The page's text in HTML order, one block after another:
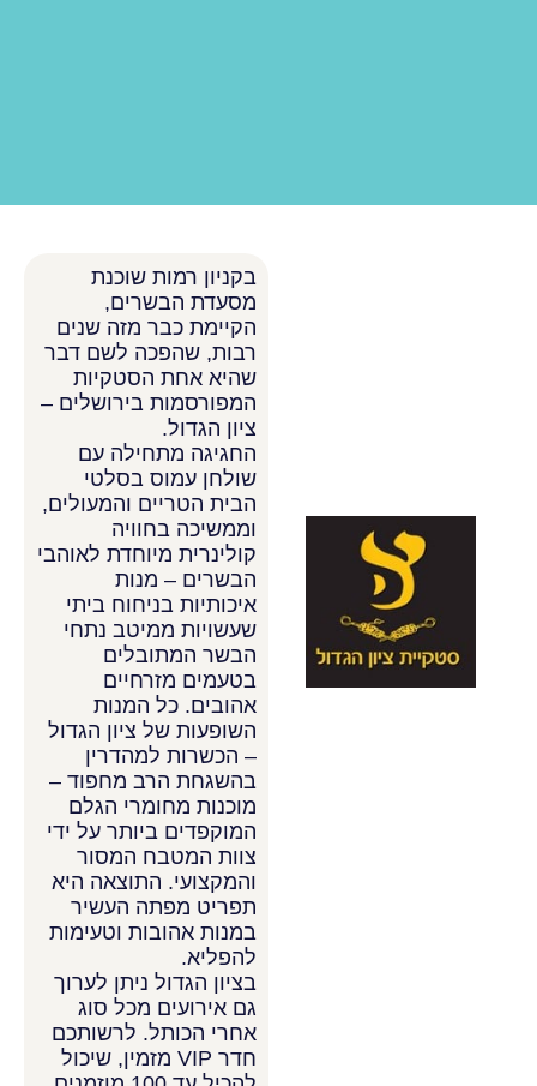
בקניון רמות שוכנת
מסעדת הבשרים,
הקיימת כבר מזה שנים
רבות, שהפכה לשם דבר
שהיא אחת הסטקיות
המפורסמות בירושלים –
ציון הגדול.
החגיגה מתחילה עם
שולחן עמוס בסלטי
הבית הטריים והמעולים,
וממשיכה בחוויה
קולינרית מיוחדת לאוהבי
הבשרים – מנות
איכותיות בניחוח ביתי
שעשויות ממיטב נתחי
הבשר המתובלים
בטעמים מזרחיים
אהובים. כל המנות
השופעות של ציון הגדול
– הכשרות למהדרין
בהשגחת הרב מחפוד –
מוכנות מחומרי הגלם
המוקפדים ביותר על ידי
צוות המטבח המסור
והמקצועי. התוצאה היא
תפריט מפתה העשיר
במנות אהובות וטעימות
להפליא.
בציון הגדול ניתן לערוך
גם אירועים מכל סוג
אחרי הכותל. לרשותכם
חדר VIP מזמין, שיכול